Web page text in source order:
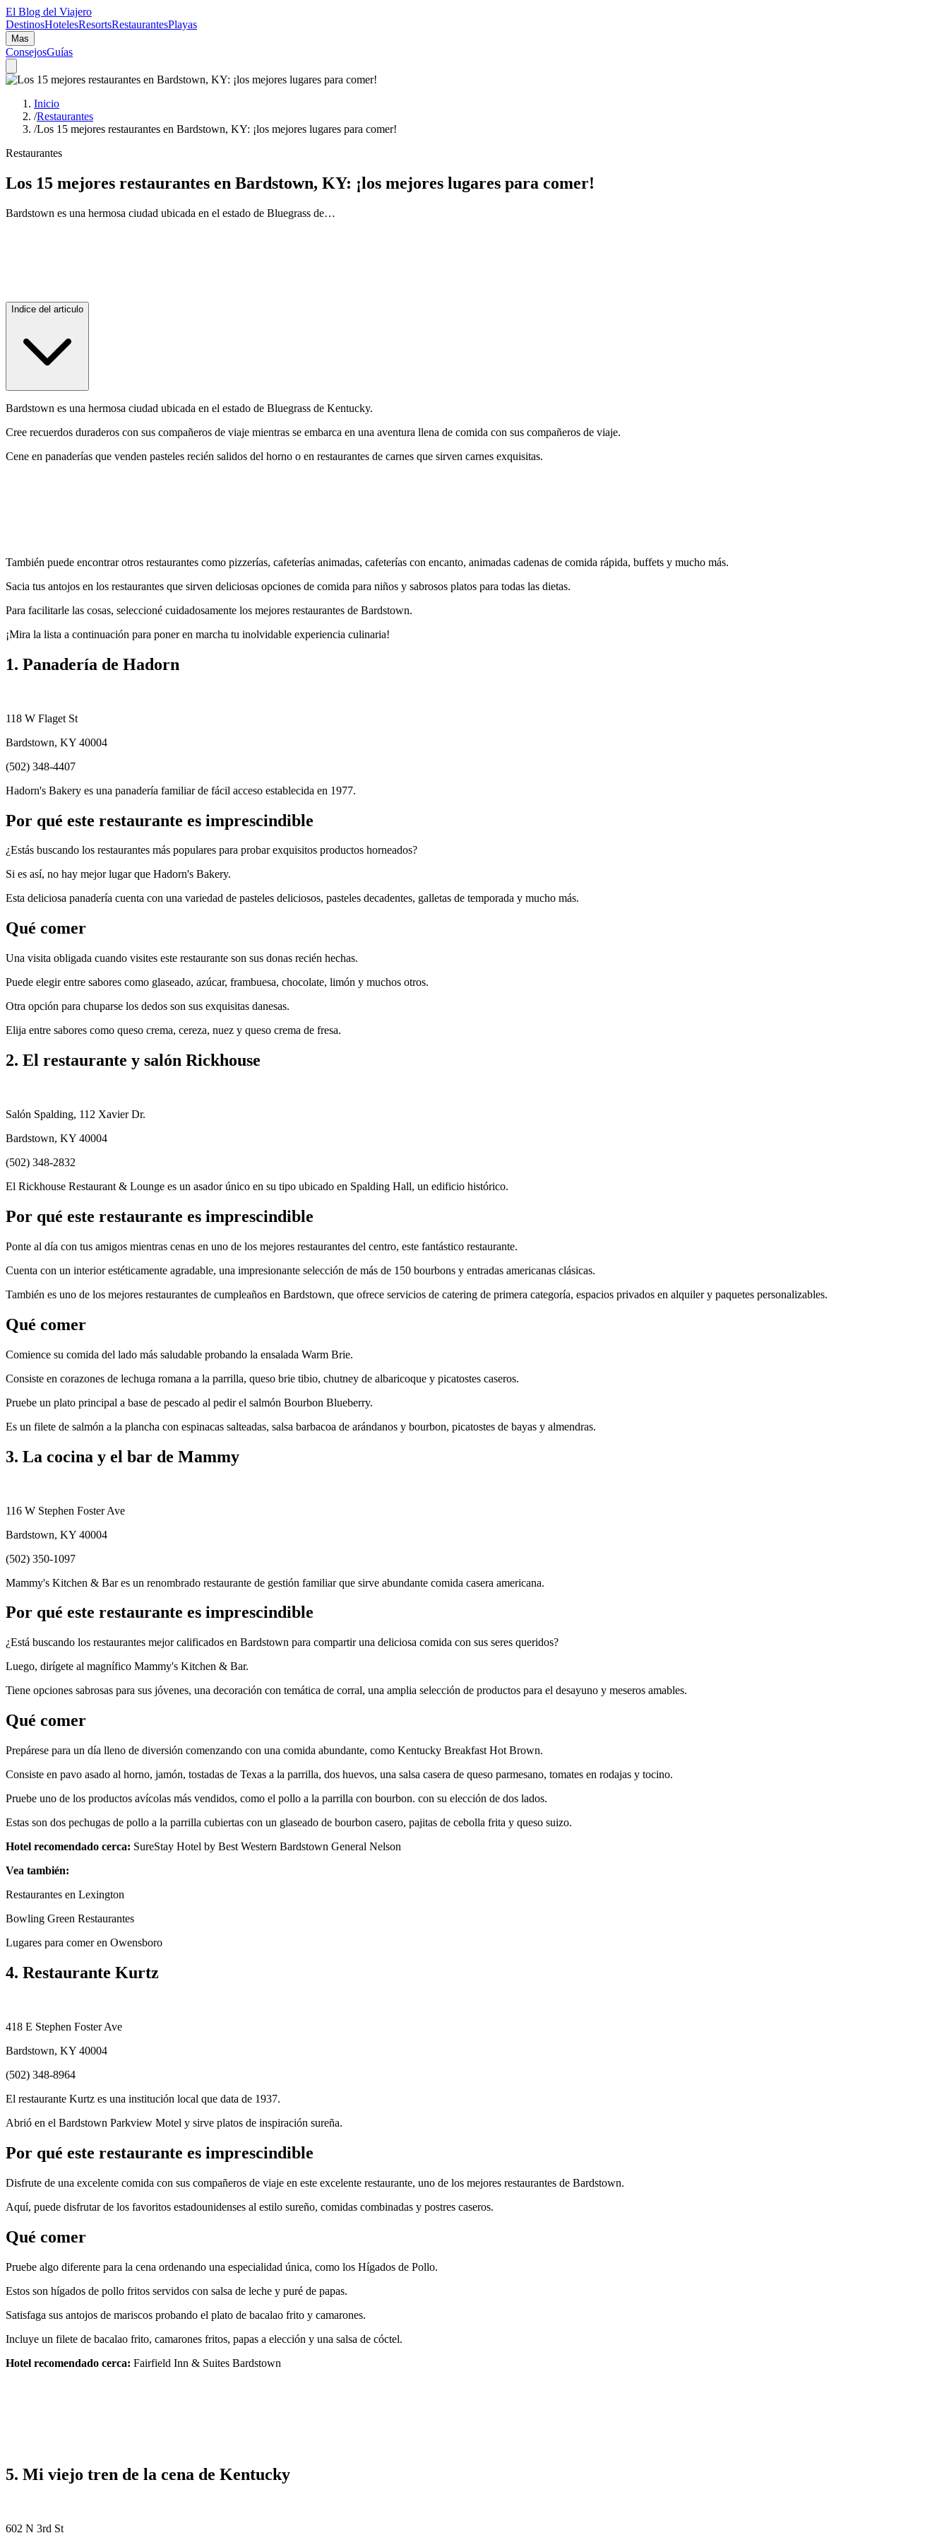
El Blog del Viajero
DestinosHotelesResortsRestaurantesPlayas
Mas
ConsejosGuías
Inicio
/Restaurantes
/Los 15 mejores restaurantes en Bardstown, KY: ¡los mejores lugares para comer!
Restaurantes
Los 15 mejores restaurantes en Bardstown, KY: ¡los mejores lugares para comer!
Bardstown es una hermosa ciudad ubicada en el estado de Bluegrass de…
Indice del articulo
Bardstown es una hermosa ciudad ubicada en el estado de Bluegrass de Kentucky.
Cree recuerdos duraderos con sus compañeros de viaje mientras se embarca en una aventura llena de comida con sus compañeros de viaje.
Cene en panaderías que venden pasteles recién salidos del horno o en restaurantes de carnes que sirven carnes exquisitas.
También puede encontrar otros restaurantes como pizzerías, cafeterías animadas, cafeterías con encanto, animadas cadenas de comida rápida, buffets y mucho más.
Sacia tus antojos en los restaurantes que sirven deliciosas opciones de comida para niños y sabrosos platos para todas las dietas.
Para facilitarle las cosas, seleccioné cuidadosamente los mejores restaurantes de Bardstown.
¡Mira la lista a continuación para poner en marcha tu inolvidable experiencia culinaria!
1. Panadería de Hadorn
118 W Flaget St
Bardstown, KY 40004
(502) 348-4407
Hadorn's Bakery es una panadería familiar de fácil acceso establecida en 1977.
Por qué este restaurante es imprescindible
¿Estás buscando los restaurantes más populares para probar exquisitos productos horneados?
Si es así, no hay mejor lugar que Hadorn's Bakery.
Esta deliciosa panadería cuenta con una variedad de pasteles deliciosos, pasteles decadentes, galletas de temporada y mucho más.
Qué comer
Una visita obligada cuando visites este restaurante son sus donas recién hechas.
Puede elegir entre sabores como glaseado, azúcar, frambuesa, chocolate, limón y muchos otros.
Otra opción para chuparse los dedos son sus exquisitas danesas.
Elija entre sabores como queso crema, cereza, nuez y queso crema de fresa.
2. El restaurante y salón Rickhouse
Salón Spalding, 112 Xavier Dr.
Bardstown, KY 40004
(502) 348-2832
El Rickhouse Restaurant & Lounge es un asador único en su tipo ubicado en Spalding Hall, un edificio histórico.
Por qué este restaurante es imprescindible
Ponte al día con tus amigos mientras cenas en uno de los mejores restaurantes del centro, este fantástico restaurante.
Cuenta con un interior estéticamente agradable, una impresionante selección de más de 150 bourbons y entradas americanas clásicas.
También es uno de los mejores restaurantes de cumpleaños en Bardstown, que ofrece servicios de catering de primera categoría, espacios privados en alquiler y paquetes personalizables.
Qué comer
Comience su comida del lado más saludable probando la ensalada Warm Brie.
Consiste en corazones de lechuga romana a la parrilla, queso brie tibio, chutney de albaricoque y picatostes caseros.
Pruebe un plato principal a base de pescado al pedir el salmón Bourbon Blueberry.
Es un filete de salmón a la plancha con espinacas salteadas, salsa barbacoa de arándanos y bourbon, picatostes de bayas y almendras.
3. La cocina y el bar de Mammy
116 W Stephen Foster Ave
Bardstown, KY 40004
(502) 350-1097
Mammy's Kitchen & Bar es un renombrado restaurante de gestión familiar que sirve abundante comida casera americana.
Por qué este restaurante es imprescindible
¿Está buscando los restaurantes mejor calificados en Bardstown para compartir una deliciosa comida con sus seres queridos?
Luego, dirígete al magnífico Mammy's Kitchen & Bar.
Tiene opciones sabrosas para sus jóvenes, una decoración con temática de corral, una amplia selección de productos para el desayuno y meseros amables.
Qué comer
Prepárese para un día lleno de diversión comenzando con una comida abundante, como Kentucky Breakfast Hot Brown.
Consiste en pavo asado al horno, jamón, tostadas de Texas a la parrilla, dos huevos, una salsa casera de queso parmesano, tomates en rodajas y tocino.
Pruebe uno de los productos avícolas más vendidos, como el pollo a la parrilla con bourbon. con su elección de dos lados.
Estas son dos pechugas de pollo a la parrilla cubiertas con un glaseado de bourbon casero, pajitas de cebolla frita y queso suizo.
Hotel recomendado cerca: SureStay Hotel by Best Western Bardstown General Nelson
Vea también:
Restaurantes en Lexington
Bowling Green Restaurantes
Lugares para comer en Owensboro
4. Restaurante Kurtz
418 E Stephen Foster Ave
Bardstown, KY 40004
(502) 348-8964
El restaurante Kurtz es una institución local que data de 1937.
Abrió en el Bardstown Parkview Motel y sirve platos de inspiración sureña.
Por qué este restaurante es imprescindible
Disfrute de una excelente comida con sus compañeros de viaje en este excelente restaurante, uno de los mejores restaurantes de Bardstown.
Aquí, puede disfrutar de los favoritos estadounidenses al estilo sureño, comidas combinadas y postres caseros.
Qué comer
Pruebe algo diferente para la cena ordenando una especialidad única, como los Hígados de Pollo.
Estos son hígados de pollo fritos servidos con salsa de leche y puré de papas.
Satisfaga sus antojos de mariscos probando el plato de bacalao frito y camarones.
Incluye un filete de bacalao frito, camarones fritos, papas a elección y una salsa de cóctel.
Hotel recomendado cerca: Fairfield Inn & Suites Bardstown
5. Mi viejo tren de la cena de Kentucky
602 N 3rd St